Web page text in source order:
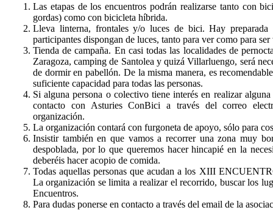
Las etapas de los encuentros podrán realizarse tanto con
gordas) como con bicicleta híbrida.
Lleva linterna, frontales y/o luces de bici. Hay
participantes dispongan de luces, tanto para ver como para ser
Tienda de campaña. En casi todas las localidades de
Zaragoza, camping de Santolea y quizá Villarluengo, será
de dormir en pabellón. De la misma manera, es
suficiente capacidad para todas las personas.
Si alguna persona o colectivo tiene interés en realizar
contacto con Asturies ConBici a través del correo
organización.
La organización contará con furgoneta de apoyo, sólo para
Insistir también en que vamos a recorrer una zona muy
despoblada, por lo que queremos hacer hincapié en la
deberéis hacer acopio de comida.
Todas aquellas personas que acudan a los XIII
La organización se limita a realizar el recorrido, buscar los
Encuentros.
Para dudas ponerse en contacto a través del email de la